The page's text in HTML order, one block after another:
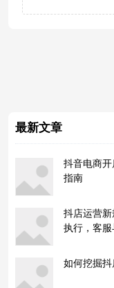
最新文章
抖音电商
指南
抖店运营
执行，客
如何挖掘抖